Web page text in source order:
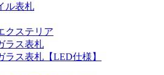
ル表札
クステリア
ラス表札
ラス表札【LED仕様】